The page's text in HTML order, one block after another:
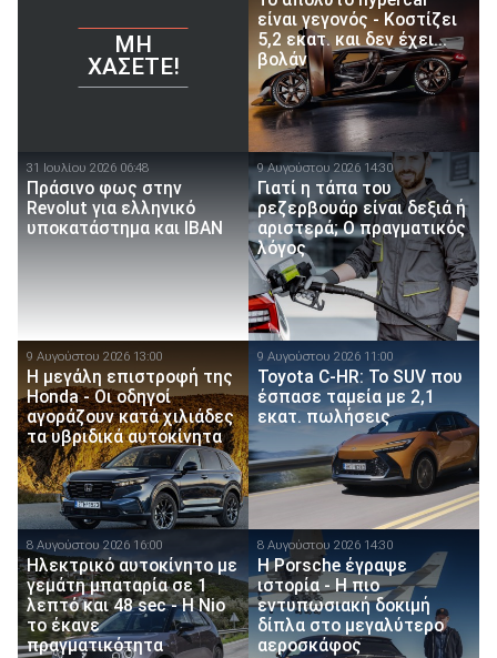
ΜΗ
ΧΆΣΕΤΕ!
είναι γεγονός - Κοστίζει
5,2 εκατ. και δεν έχει...
βολάν
31 Ιουλίου 2026 06:48
Πράσινο φως στην
Revolut για ελληνικό
υποκατάστημα και IBAN
9 Αυγούστου 2026 14:30
Γιατί η τάπα του
ρεζερβουάρ είναι δεξιά ή
αριστερά; Ο πραγματικός
λόγος
9 Αυγούστου 2026 13:00
Η μεγάλη επιστροφή της
Honda - Οι οδηγοί
αγοράζουν κατά χιλιάδες
τα υβριδικά αυτοκίνητα
9 Αυγούστου 2026 11:00
Toyota C-HR: Το SUV που
έσπασε ταμεία με 2,1
εκατ. πωλήσεις
8 Αυγούστου 2026 16:00
Ηλεκτρικό αυτοκίνητο με
γεμάτη μπαταρία σε 1
λεπτό και 48 sec - Η Nio
το έκανε
πραγματικότητα
8 Αυγούστου 2026 14:30
H Porsche έγραψε
ιστορία - H πιο
εντυπωσιακή δοκιμή
δίπλα στο μεγαλύτερο
αεροσκάφος